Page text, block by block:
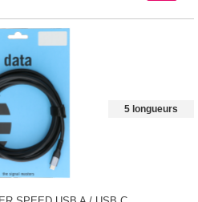
5 longueurs